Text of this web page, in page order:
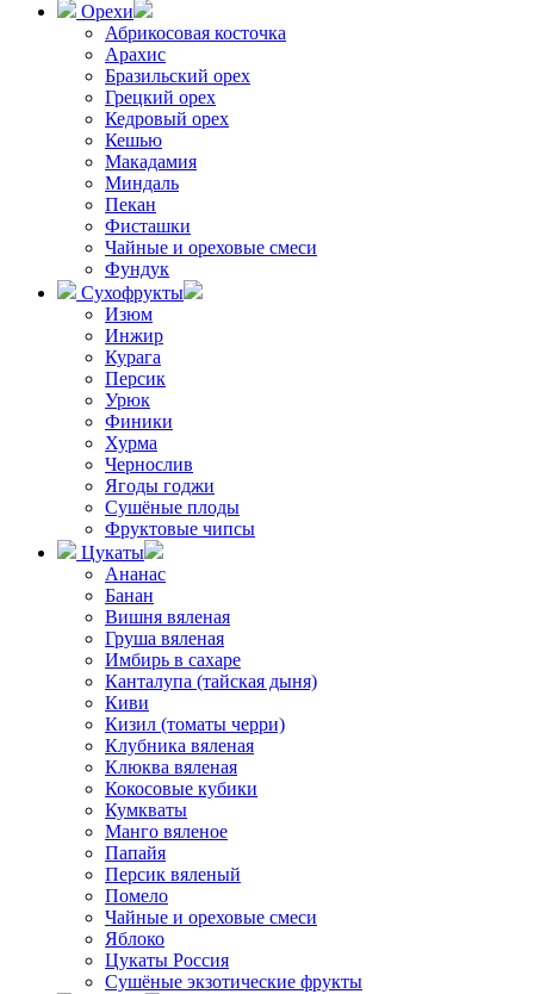
Орехи
Абрикосовая косточка
Арахис
Бразильский орех
Грецкий орех
Кедровый орех
Кешью
Макадамия
Миндаль
Пекан
Фисташки
Чайные и ореховые смеси
Фундук
Сухофрукты
Изюм
Инжир
Курага
Персик
Урюк
Финики
Хурма
Чернослив
Ягоды годжи
Сушёные плоды
Фруктовые чипсы
Цукаты
Ананас
Банан
Вишня вяленая
Груша вяленая
Имбирь в сахаре
Канталупа (тайская дыня)
Киви
Кизил (томаты черри)
Клубника вяленая
Клюква вяленая
Кокосовые кубики
Кумкваты
Манго вяленое
Папайя
Персик вяленый
Помело
Чайные и ореховые смеси
Яблоко
Цукаты Россия
Сушёные экзотические фрукты